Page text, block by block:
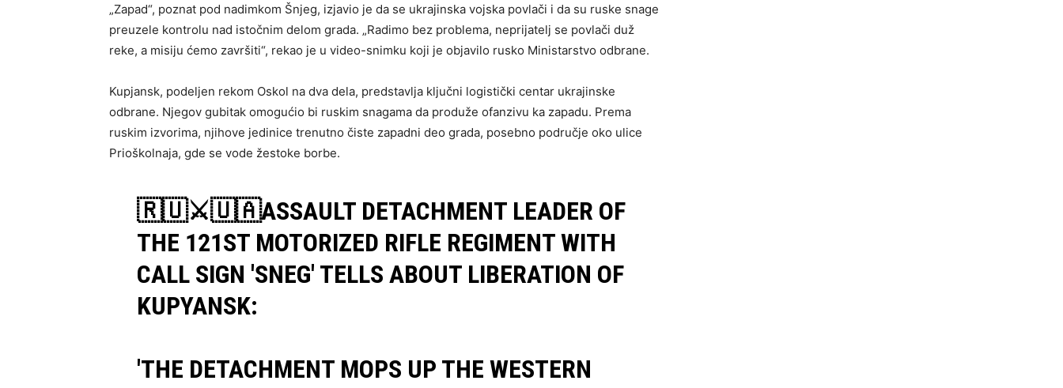
„Zapad“, poznat pod nadimkom Šnjeg, izjavio je da se ukrajinska vojska povlači i da su ruske snage
preuzele kontrolu nad istočnim delom grada. „Radimo bez problema, neprijatelj se povlači duž
reke, a misiju ćemo završiti“, rekao je u video-snimku koji je objavilo rusko Ministarstvo odbrane.
Kupjansk, podeljen rekom Oskol na dva dela, predstavlja ključni logistički centar ukrajinske
odbrane. Njegov gubitak omogućio bi ruskim snagama da produže ofanzivu ka zapadu. Prema
ruskim izvorima, njihove jedinice trenutno čiste zapadni deo grada, posebno područje oko ulice
Prioškolnaja, gde se vode žestoke borbe.
🇷🇺⚔️🇺🇦ASSAULT DETACHMENT LEADER OF
THE 121ST MOTORIZED RIFLE REGIMENT WITH
CALL SIGN 'SNEG' TELLS ABOUT LIBERATION OF
KUPYANSK:
'THE DETACHMENT MOPS UP THE WESTERN